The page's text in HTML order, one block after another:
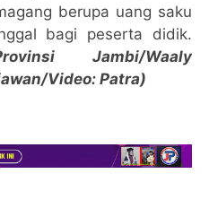
berupa uang saku
bagi peserta didik.
Jambi/Waaly
Video: Patra)